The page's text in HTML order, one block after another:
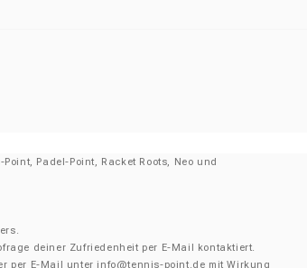
Padel-Point, Racket Roots, Neo und
deiner Zufriedenheit per E-Mail kontaktiert.
per E-Mail unter info@tennis-point.de mit Wirkung